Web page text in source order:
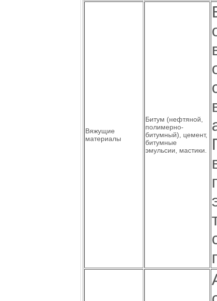
Вяжущие
материалы
Битум (нефтяной,
полимерно-
битумный), цемент,
битумные
эмульсии, мастики.